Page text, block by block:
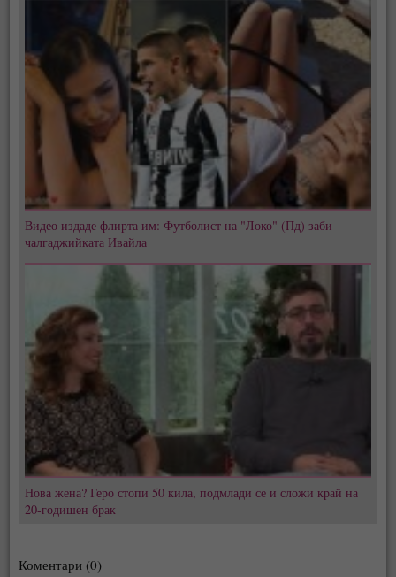
Видео издаде флирта им: Футболист на "Локо" (Пд) заби
чалгаджийката Ивайла
Нова жена? Геро стопи 50 кила, подмлади се и сложи край на
20-годишен брак
Коментари (0)